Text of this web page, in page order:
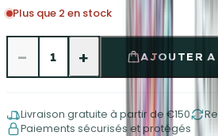
Plus que 2 en stock
− 1 + AJOUTER
Livraison gratuite à partir de €150
Paiements sécurisés et protégés